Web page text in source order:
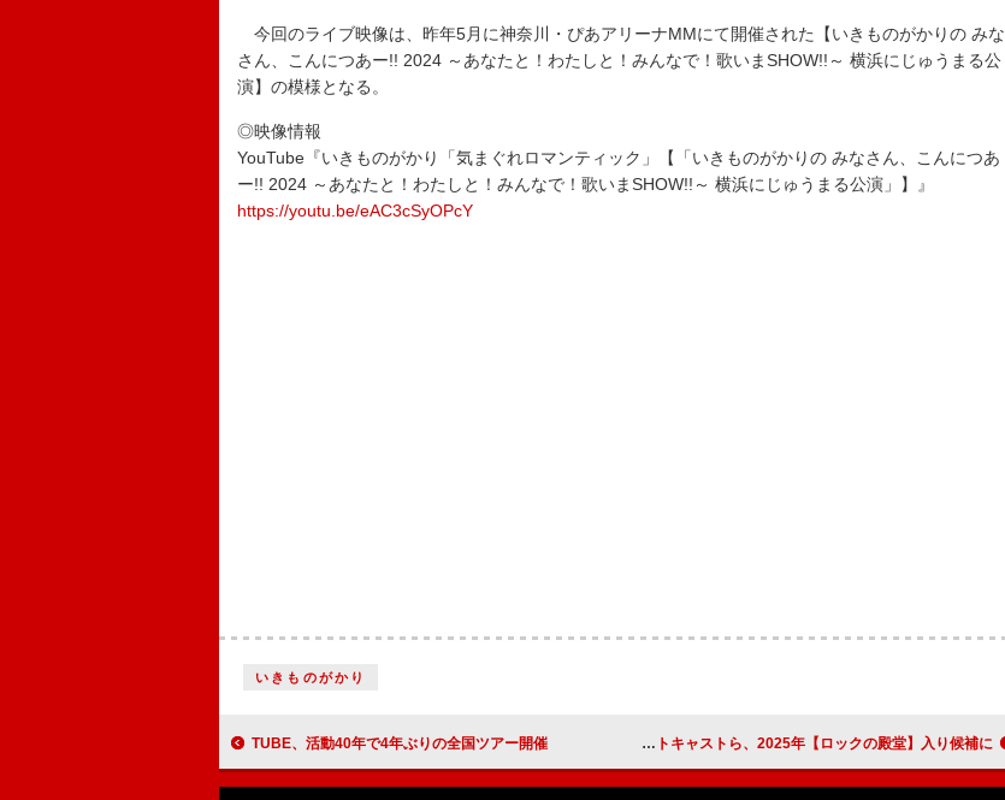
今回のライブ映像は、昨年5月に神奈川・ぴあアリーナMMにて開催された【いきものがかりの みな
さん、こんにつあー!! 2024 ～あなたと！わたしと！みんなで！歌いまSHOW!!～ 横浜にじゅうまる公
演】の模様となる。
◎映像情報
YouTube『いきものがかり「気まぐれロマンティック」【「いきものがかりの みなさん、こんにつあ
ー!! 2024 ～あなたと！わたしと！みんなで！歌いまSHOW!!～ 横浜にじゅうまる公演」】』
https://youtu.be/eAC3cSyOPcY
いきものがかり
TUBE、活動40年で4年ぶりの全国ツアー開催 ザ・ホワイト・ストライプス／オアシス／アウトキャストら、2025年【ロックの殿堂】入り候補に